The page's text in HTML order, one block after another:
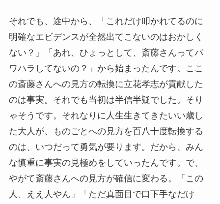
それでも、途中から、「これだけ叩かれてるのに
明確なエビデンスが全然出てこないのはおかしく
ない？」「あれ、ひょっとして、斎藤さんってパ
ワハラしてないの？」から始まったんです。ここ
の斎藤さんへの見方の転換に立花孝志が貢献した
のは事実。それでも当初は半信半疑でした。そり
ゃそうです。それなりに人生生きてきたいい歳し
た大人が、ものごとへの見方を百八十度転換する
のは、いつだって勇気が要ります。だから、みん
な慎重に事実の見極めをしていったんです。で、
やがて斎藤さんへの見方が確信に変わる。「この
人、ええ人やん」「ただ真面目で口下手なだけ